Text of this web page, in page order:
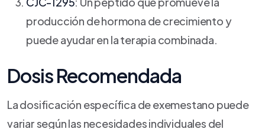
producción de hormona de crecimiento y
puede ayudar en la terapia combinada.
Dosis Recomendada
La dosificación específica de exemestano puede
variar según las necesidades individuales del